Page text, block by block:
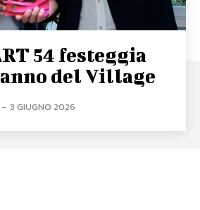
54 festeggia
del Village
- 3 GIUGNO 2026